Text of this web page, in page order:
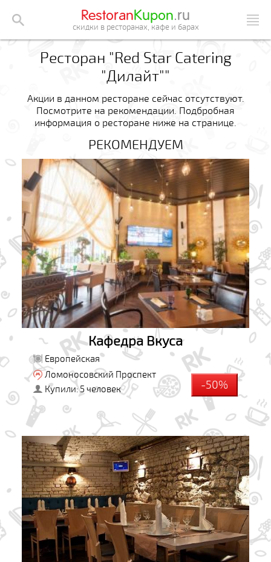
RestoranKupon.ru
скидки в ресторанах, кафе и барах
Ресторан "Red Star Сatering
"Дилайт""
Акции в данном ресторане сейчас отсутствуют.
Посмотрите на рекомендации. Подбробная
информация о ресторане ниже на странице.
РЕКОМЕНДУЕМ
Кафедра Вкуса
Европейская
Ломоносовский Проспект
Купили: 5 человек
-50%